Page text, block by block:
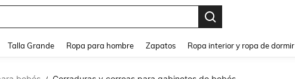
Talla Grande Ropa para hombre Zapatos Ropa interior y ropa de dormir